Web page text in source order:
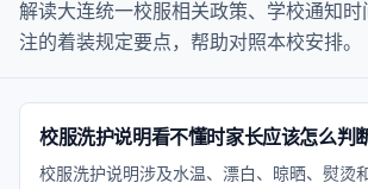
解读大连统一校服相关政策、学校通知时
注的着装规定要点，帮助对照本校安排。
校服洗护说明看不懂时家长应该怎么判
校服洗护说明涉及水温、漂白、晾晒、熨烫